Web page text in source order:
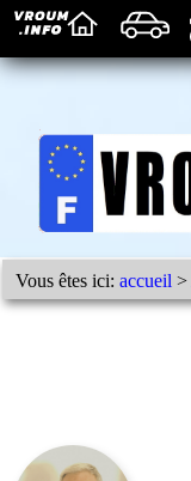
Vous êtes ici:accueil >